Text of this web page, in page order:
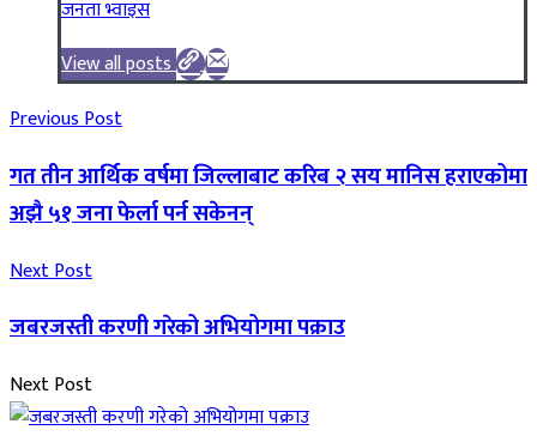
जनता भ्वाइस
View all posts
Previous Post
गत तीन आर्थिक वर्षमा जिल्लाबाट करिब २ सय मानिस हराएकोमा
अझै ५१ जना फेर्ला पर्न सकेनन्
Next Post
जबरजस्ती करणी गरेको अभियोगमा पक्राउ
Next Post